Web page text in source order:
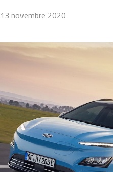
13 novembre 2020